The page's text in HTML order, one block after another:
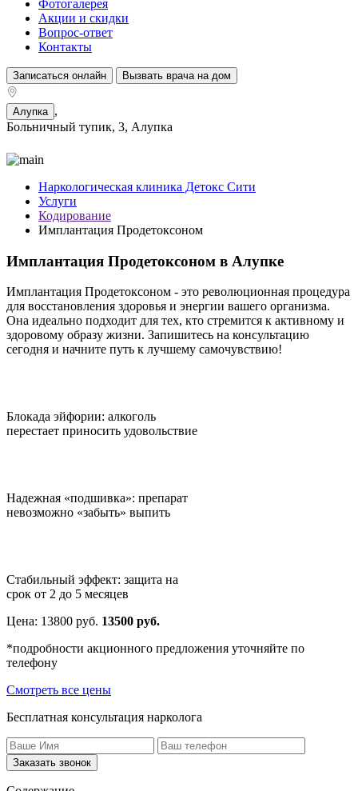
Фотогалерея
Акции и скидки
Вопрос-ответ
Контакты
Записаться онлайн Вызвать врача на дом
Алупка ,
Больничный тупик, 3, Алупка
Наркологическая клиника Детокс Сити
Услуги
Кодирование
Имплантация Продетоксоном
Имплантация Продетоксоном в Алупке
Имплантация Продетоксоном - это революционная процедура
для восстановления здоровья и энергии вашего организма.
Она идеально подходит для тех, кто стремится к активному и
здоровому образу жизни. Запишитесь на консультацию
сегодня и начните путь к лучшему самочувствию!
Блокада эйфории: алкоголь
перестает приносить удовольствие
Надежная «подшивка»: препарат
невозможно «забыть» выпить
Стабильный эффект: защита на
срок от 2 до 5 месяцев
Цена: 13800 руб. 13500 руб.
*подробности акционного предложения уточняйте по
телефону
Смотреть все цены
Бесплатная консультация нарколога
Заказать звонок